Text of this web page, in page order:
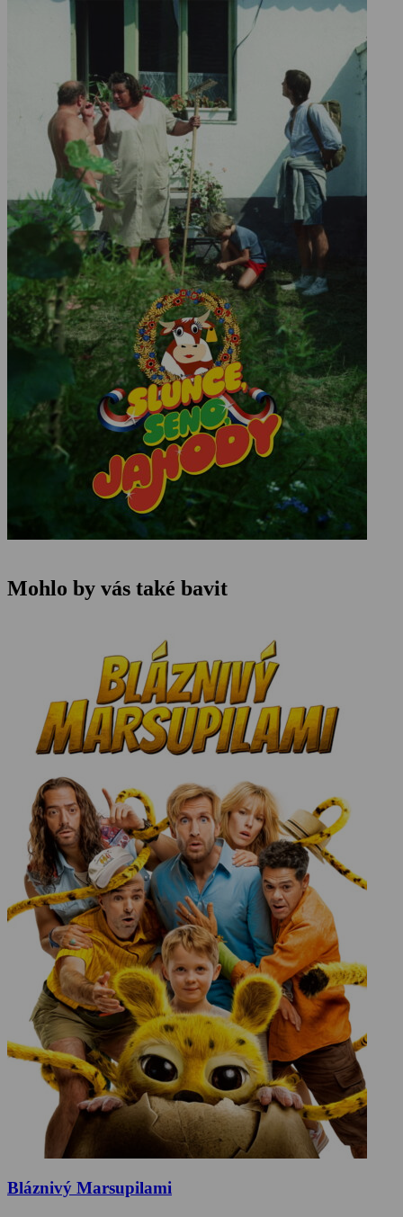
Mohlo by vás také bavit
Bláznivý Marsupilami